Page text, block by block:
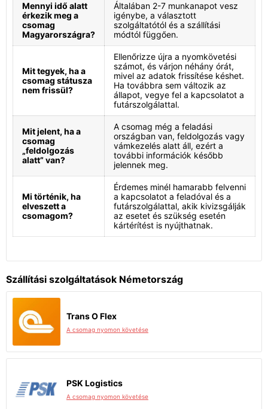
Mennyi idő alatt
érkezik meg a
csomag
Magyarországra?
Általában 2-7 munkanapot vesz
igénybe, a választott
szolgáltatótól és a szállítási
módtól függően.
Mit tegyek, ha a
csomag státusza
nem frissül?
Ellenőrizze újra a nyomkövetési
számot, és várjon néhány órát,
mivel az adatok frissítése késhet.
Ha továbbra sem változik az
állapot, vegye fel a kapcsolatot a
futárszolgálattal.
Mit jelent, ha a
csomag
„feldolgozás
alatt” van?
A csomag még a feladási
országban van, feldolgozás vagy
vámkezelés alatt áll, ezért a
további információk később
jelennek meg.
Mi történik, ha
elveszett a
csomagom?
Érdemes minél hamarabb felvenni
a kapcsolatot a feladóval és a
futárszolgálattal, akik kivizsgálják
az esetet és szükség esetén
kártérítést is nyújthatnak.
Szállítási szolgáltatások Németország
Trans O Flex
A csomag nyomon követése
PSK Logistics
A csomag nyomon követése